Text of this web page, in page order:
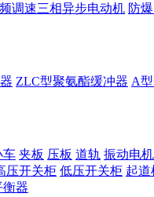
调速三相异步电动机 防
ZLC型聚氨酯缓冲器 A
车 夹板 压板 道轨 振动电机
压开关柜 低压开关柜 起道
衡器